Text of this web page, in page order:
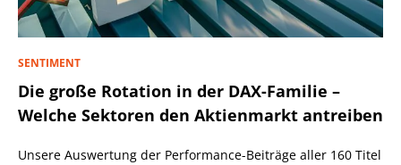
SENTIMENT
Die große Rotation in der DAX-Familie –
Welche Sektoren den Aktienmarkt antreiben
Unsere Auswertung der Performance-Beiträge aller 160 Titel